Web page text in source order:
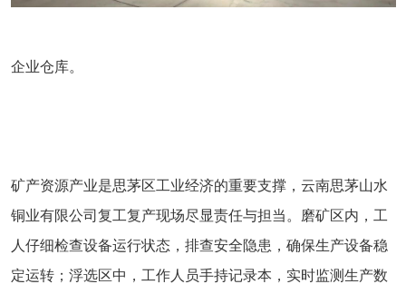
企业仓库。
矿产资源产业是思茅区工业经济的重要支撑，云南思茅山水
铜业有限公司复工复产现场尽显责任与担当。磨矿区内，工
人仔细检查设备运行状态，排查安全隐患，确保生产设备稳
定运转；浮选区中，工作人员手持记录本，实时监测生产数